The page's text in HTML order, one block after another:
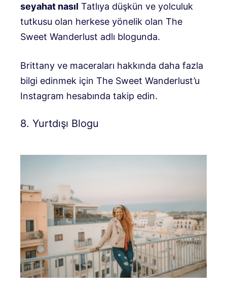
seyahat nasıl Tatlıya düşkün ve yolculuk
tutkusu olan herkese yönelik olan The
Sweet Wanderlust adlı blogunda.
Brittany ve maceraları hakkında daha fazla
bilgi edinmek için The Sweet Wanderlust’u
Instagram hesabında takip edin.
8. Yurtdışı Blogu